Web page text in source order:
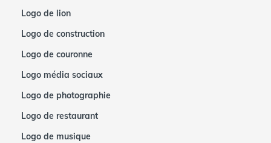
Logo de lion
Logo de construction
Logo de couronne
Logo média sociaux
Logo de photographie
Logo de restaurant
Logo de musique